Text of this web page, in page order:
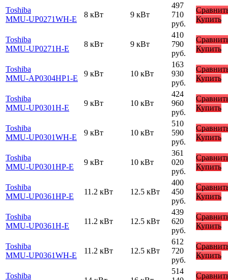
Toshiba
MMU-UP0271WH-E
8 кВт 9 кВт
497
710
руб.
Купить
Toshiba
MMU-UP0271H-E
8 кВт 9 кВт
410
790
руб.
Купить
Toshiba
MMU-AP0304HP1-E
9 кВт 10 кВт
163
930
руб.
Купить
Toshiba
MMU-UP0301H-E
9 кВт 10 кВт
424
960
руб.
Купить
Toshiba
MMU-UP0301WH-E
9 кВт 10 кВт
510
590
руб.
Купить
Toshiba
MMU-UP0301HP-E
9 кВт 10 кВт
361
020
руб.
Купить
Toshiba
MMU-UP0361HP-E
11.2 кВт 12.5 кВт
400
450
руб.
Купить
Toshiba
MMU-UP0361H-E
11.2 кВт 12.5 кВт
439
620
руб.
Купить
Toshiba
MMU-UP0361WH-E
11.2 кВт 12.5 кВт
612
720
руб.
Купить
Toshiba
514